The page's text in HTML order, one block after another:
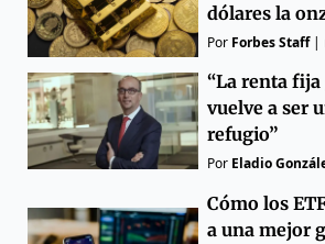
dólares la
Por Forbes Staff|
“La renta
vuelve a ser
refugio”
Por Eladio
Cómo los
a una mejor